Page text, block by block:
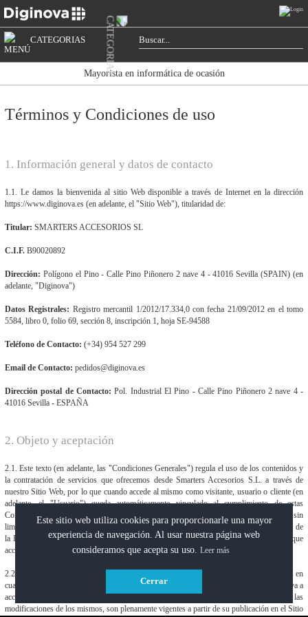
CATEGORIAS
Mayorista en informática de ocasión
Términos y Condiciones de uso
1. Información general y datos de contacto
1.1. Le damos la bienvenida al sitio Web disponible a través de Internet en la dirección
https://www.diginova.es (en adelante, el "Sitio Web"), titularidad de:
Titular: SMARTERS ACCESORIOS SL
C.I.F. B90020892
Dirección: Polígono el Pino - Calle Pino Piñonero 2 nave 4 - 41016 Sevilla (SPAIN) (en
adelante, "Diginova")
Datos Registrales: Registro mercantil 1/2012/17.334,0 con fecha 21/09/2012 en el tomo
5584, libro 0, folio 69, sección 8, inscripción 1, hoja SE-94588
Teléfono de Contacto: (+34) 954 527 299
Email de Contacto: pedidos@diginova.es
Dirección postal de Contacto: Pol. Industrial El Pino - Calle Pino Piñonero 2 nave 4 -
41016 Sevilla - ESPAÑA
2. Objeto y aceptación
2.1. Este texto (en adelante, las "Condiciones Generales") regula el uso de los contenidos y
la contratación de servicios que ofrecemos desde Smarters Accesorios S.L. a través de
nuestro Sitio Web, por lo que cuando accede al mismo como visitante, usuario o cliente (en
adelante, el "Usuario") queda automáticamente vinculado al cumplimiento de estas
Condiciones Generales, lo que supone e implica que ha leído, comprende y acepta, sin
limitaciones ni reservas, los avisos legales disponibles en el Sitio Web, incluido el texto de
la Política de Privacidad de Diginova, por lo que le recomendamos que los lea siempre que
acceda a nuestro Sitio Web.
2.2. Desde Diginova nos reservamos el derecho a modificar estas Condiciones Generales en
cualquier momento, por lo que el texto puede haber sufrido modificaciones cuando vuelva a
acceder al Sitio Web. Estas Condiciones Generales, así como cualquier otro aviso legal y las
modificaciones de los mismos, son plenamente vigentes a partir de su publicación en el Sitio
Este sitio web utiliza cookies para proporcionarle una mayor
experiencia de navegación. Al usar nuestra página web
consideramos que acepta su uso. Leer más
Cerrar